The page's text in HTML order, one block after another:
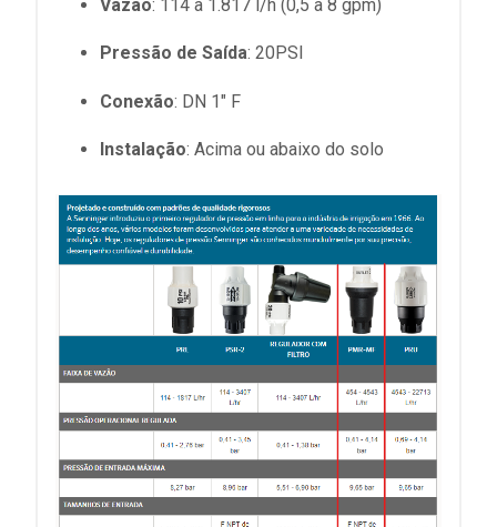
Vazão: 114 a 1.817 l/h (0,5 a 8 gpm)
Pressão de Saída: 20PSI
Conexão: DN 1" F
Instalação: Acima ou abaixo do solo